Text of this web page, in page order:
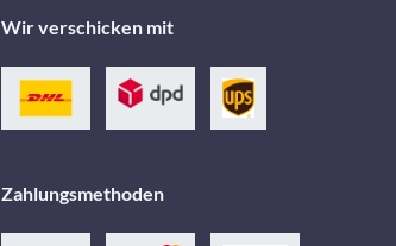
Wir verschicken mit
Zahlungsmethoden